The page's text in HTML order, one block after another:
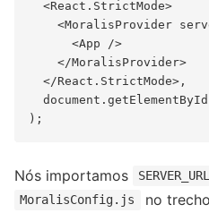
  <React.StrictMode>
<MoralisProvider
      <App />
    </MoralisProvider>
  </React.StrictMode>,
Nós importamos SERVER_URL
MoralisConfig.js
no